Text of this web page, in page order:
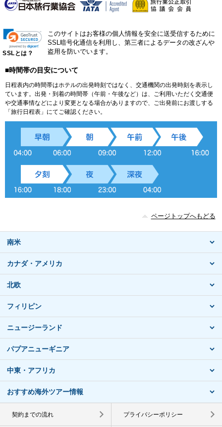
SSLとは？
このサイトはお客様の個人情報を安全に送受信するために
SSL暗号化通信を利用し、第三者によるデータの改ざんや
盗用を防いでいます。
■時間帯の目安について
日程表内の時間帯はホテルの出発時刻ではなく、交通機関の出発時刻を表示し
ています。出発・到着の時間帯（午前・午後など）は、ご利用いただく交通便
や交通事情などにより変更となる場合がありますので、ご出発前にお渡しする
「旅行日程表」にてご確認ください。
ページトップへもどる
南米
カナダ・アメリカ
北欧
フィリピン
ニュージーランド
パプアニューギニア
中東・アフリカ
おすすめ海外ツアー情報
契約までの流れ プライバシーポリシー